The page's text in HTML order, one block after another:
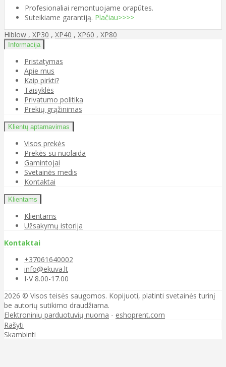
Profesionaliai remontuojame orapūtes.
Suteikiame garantiją. Plačiau>>>>
Hiblow , XP30 , XP40 , XP60 , XP80
Informacija
Pristatymas
Apie mus
Kaip pirkti?
Taisyklės
Privatumo politika
Prekių grąžinimas
Klientų aptarnavimas
Visos prekės
Prekės su nuolaida
Gamintojai
Svetainės medis
Kontaktai
Klientams
Klientams
Užsakymų istorija
Kontaktai
+37061640002
info@ekuva.lt
I-V 8.00-17.00
2026 © Visos teisės saugomos. Kopijuoti, platinti svetainės turinį
be autorių sutikimo draudžiama.
Elektroninių parduotuvių nuoma - eshoprent.com
Rašyti
Skambinti